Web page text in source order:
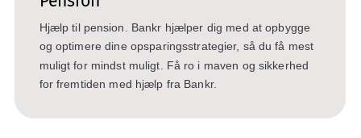
Hjælp til pension. Bankr hjælper dig med at opbygge
og optimere dine opsparingsstrategier, så du få mest
muligt for mindst muligt. Få ro i maven og sikkerhed
for fremtiden med hjælp fra Bankr.